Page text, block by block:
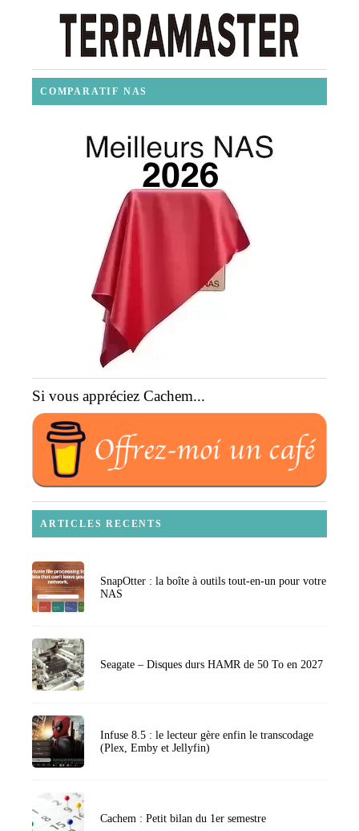
COMPARATIF NAS
Si vous appréciez Cachem...
ARTICLES RECENTS
SnapOtter : la boîte à outils tout-en-un pour votre
NAS
Seagate – Disques durs HAMR de 50 To en 2027
Infuse 8.5 : le lecteur gère enfin le transcodage
(Plex, Emby et Jellyfin)
Cachem : Petit bilan du 1er semestre